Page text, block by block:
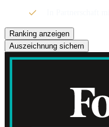
Ranking anzeigen
Auszeichnung sichern